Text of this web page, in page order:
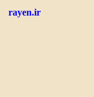
rayen.ir